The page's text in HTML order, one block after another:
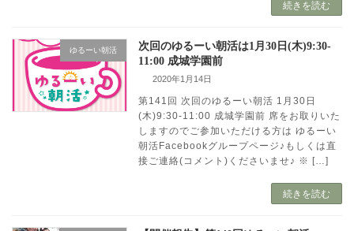
続きを読む
ゆるーい朝活
次回のゆるーい朝活は1月30日(木)9:30-
11:00 成城学園前
2020年1月14日
第141回 次回のゆるーい朝活 1月30日
(木)9:30-11:00 成城学園前 席をお取りいた
しますのでご参加いただける方は ゆるーい
朝活Facebookグループページ♪もしくは直
接ご連絡(コメント)くださいませ♪ ※ […]
続きを読む